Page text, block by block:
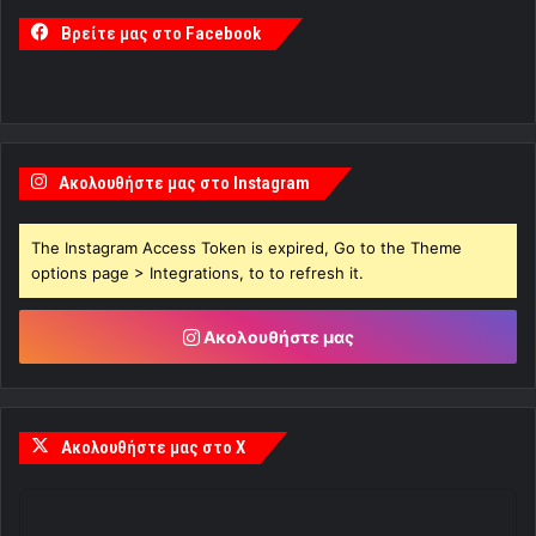
Βρείτε μας στο Facebook
Ακολουθήστε μας στο Instagram
The Instagram Access Token is expired, Go to the Theme
options page > Integrations, to to refresh it.
Ακολουθήστε μας
Ακολουθήστε μας στο X